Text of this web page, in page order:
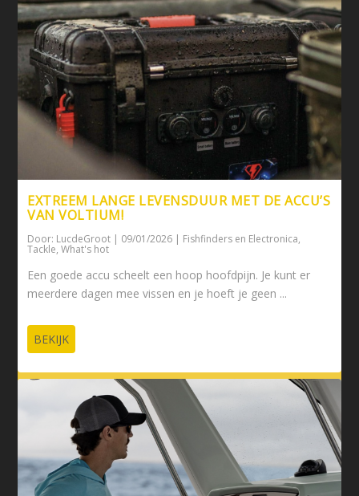
EXTREEM LANGE LEVENSDUUR MET DE ACCU’S
VAN VOLTIUM!
Door: LucdeGroot | 09/01/2026 | Fishfinders en Electronica,
Tackle,What's hot
Een goede accu scheelt een hoop hoofdpijn. Je kunt er
meerdere dagen mee vissen en je hoeft je geen ...
BEKIJK